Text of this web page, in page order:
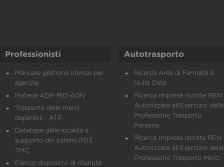
Professionisti
Manuale gestione utenze per
agenzie
Materia ADR-RID-ADN
Trasporto delle merci
deperibili - ATP
Database delle località a
supporto dei sistemi RDS
TMC
Elenco dispositivi di ritenuta
Autotrasporto
Ricerca Aree di Fermata e
Nulla Osta
Ricerca Imprese Iscritte REN
Autorizzate all'Esercizio della
Professione Trasporto
Persone
Ricerca Imprese iscritte REN
Autorizzate all'Esercizio della
Professione Trasporto Merci